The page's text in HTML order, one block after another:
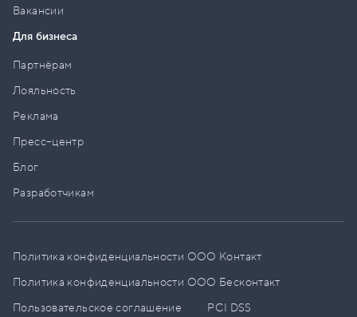
Вакансии
Для бизнеса
Партнёрам
Лояльность
Реклама
Пресс–центр
Блог
Разработчикам
Политика конфиденциальности ООО Контакт
Политика конфиденциальности ООО Бесконтакт
Пользовательское соглашение
PCI DSS